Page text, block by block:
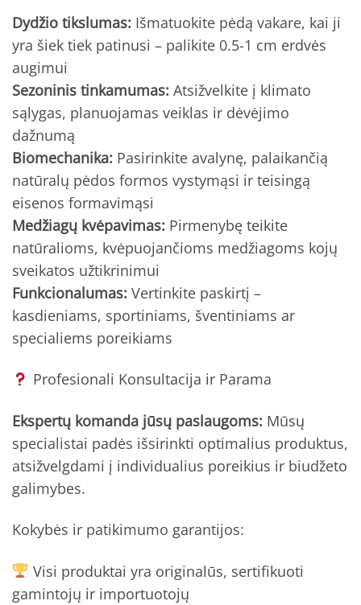
Dydžio tikslumas: Išmatuokite pėdą vakare, kai ji
yra šiek tiek patinusi – palikite 0.5-1 cm erdvės
augimui
Sezoninis tinkamumas: Atsižvelkite į klimato
sąlygas, planuojamas veiklas ir dėvėjimo
dažnumą
Biomechanika: Pasirinkite avalynę, palaikančią
natūralų pėdos formos vystymąsi ir teisingą
eisenos formavimąsi
Medžiagų kvėpavimas: Pirmenybę teikite
natūralioms, kvėpuojančioms medžiagoms kojų
sveikatos užtikrinimui
Funkcionalumas: Vertinkite paskirtį –
kasdieniams, sportiniams, šventiniams ar
specialiems poreikiams
Profesionali Konsultacija ir Parama
Ekspertų komanda jūsų paslaugoms: Mūsų
specialistai padės išsirinkti optimalius produktus,
atsižvelgdami į individualius poreikius ir biudžeto
galimybes.
Kokybės ir patikimumo garantijos:
Visi produktai yra originalūs, sertifikuoti
gamintojų ir importuotojų